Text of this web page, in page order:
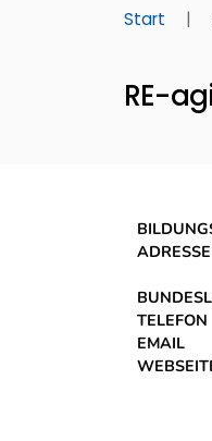
Start |
RE-
ADRESSE
TELEFON
EMAIL